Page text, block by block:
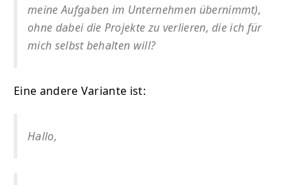
meine Aufgaben im Unternehmen übernimmt),
ohne dabei die Projekte zu verlieren, die ich für
mich selbst behalten will?
Eine andere Variante ist:
Hallo,